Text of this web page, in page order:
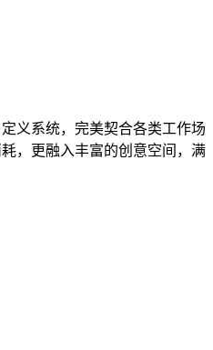
义系统，完美契合各类工作场
，更融入丰富的创意空间，满